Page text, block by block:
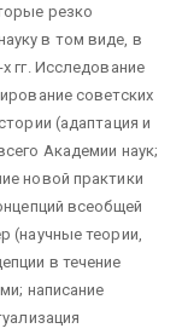
резко
в том виде, в
гг. Исследование
советских
(адаптация и
Академии наук;
новой практики
всеобщей
(научные теории,
в течение
написание